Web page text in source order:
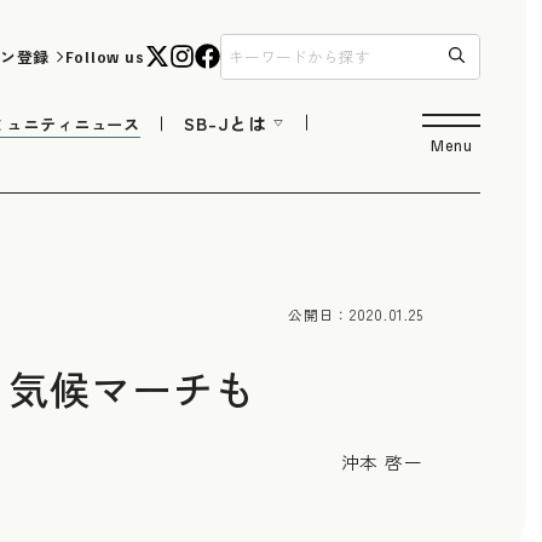
登録 Follow us
ュニティニュース SB-Jとは
Menu
公開日：2020.01.25
候マーチも
沖本 啓一